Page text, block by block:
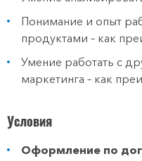
Понимание и опыт
продуктами – как
Умение работать с
маркетинга – как
Условия
Оформление по